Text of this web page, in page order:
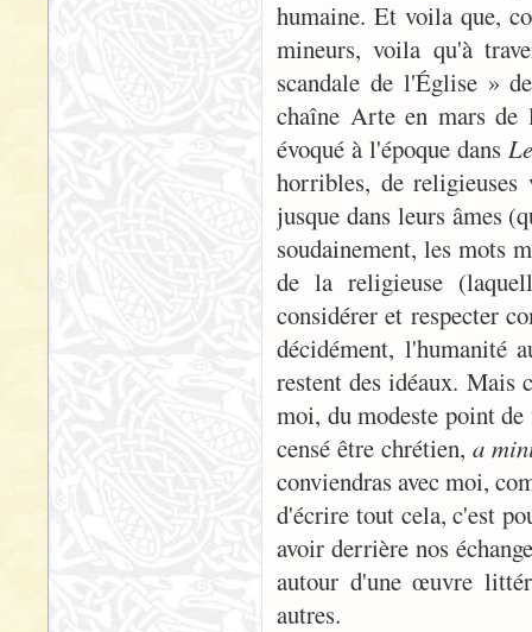
humaine. Et voila que,
mineurs, voila qu'à
scandale de l'Église »
chaîne Arte en mars de
évoqué à l'époque dans
horribles, de
jusque dans leurs âmes
soudainement, les mots
de la religieuse
considérer et respecter
décidément, l'humanité
restent des idéaux. Mais
moi, du modeste point
censé être chrétien, a
conviendras avec moi,
d'écrire tout cela, c'est
avoir derrière nos
autour d'une œuvre
autres.